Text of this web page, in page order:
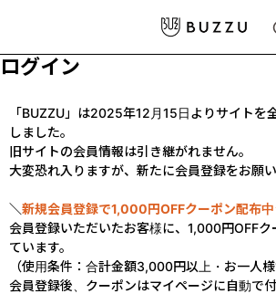
ログイン
「BUZZU」は2025年12月15日よりサイトを
しました。
旧サイトの会員情報は引き継がれません。
大変恐れ入りますが、新たに会員登録をお願い
＼新規会員登録で1,000円OFFクーポン配布
会員登録いただいたお客様に、1,000円OFFク
ています。
（使用条件：合計金額3,000円以上・お一人様
会員登録後、クーポンはマイページに自動で付